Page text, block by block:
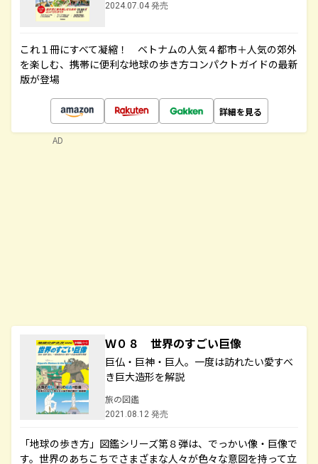
2024.07.04 発売
これ１冊にすべて凝縮！ ベトナムの人気４都市＋人気の郊外
を楽しむ、携帯に便利な地球の歩き方コンパクトガイドの最新
版が登場
詳細を見る
Ｗ０８ 世界のすごい巨像
巨仏・巨神・巨人。一度は訪れたい愛すべ
き巨大造形を解説
旅の図鑑
2021.08.12 発売
「地球の歩き方」図鑑シリーズ第８弾は、でっかい像・巨像で
す。世界のあちこちでさまざまな人々が色々な意図を持って立
AD